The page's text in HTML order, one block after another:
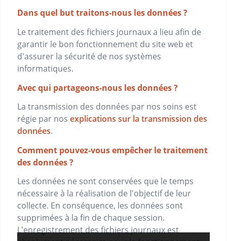
Dans quel but traitons-nous les données ?
Le traitement des fichiers journaux a lieu afin de
garantir le bon fonctionnement du site web et
d'assurer la sécurité de nos systèmes
informatiques.
Avec qui partageons-nous les données ?
La transmission des données par nos soins est
régie par nos explications sur la transmission des
données.
Comment pouvez-vous empêcher le traitement
des données ?
Les données ne sont conservées que le temps
nécessaire à la réalisation de l'objectif de leur
collecte. En conséquence, les données sont
supprimées à la fin de chaque session.
L'enregistrement des fichiers journaux est